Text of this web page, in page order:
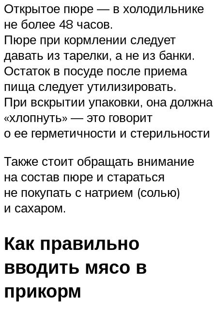
Открытое пюре — в холодильнике
не более 48 часов.
Пюре при кормлении следует
давать из тарелки, а не из банки.
Остаток в посуде после приема
пища следует утилизировать.
При вскрытии упаковки, она должна
«хлопнуть» — это говорит
о ее герметичности и стерильности
Также стоит обращать внимание
на состав пюре и стараться
не покупать с натрием (солью)
и сахаром.
Как правильно
вводить мясо в
прикорм